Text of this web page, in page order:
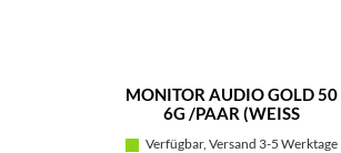
MONITOR AUDIO GOLD 50
6G /PAAR (WEISS S
Verfügbar, Versand 3-5 Werktage